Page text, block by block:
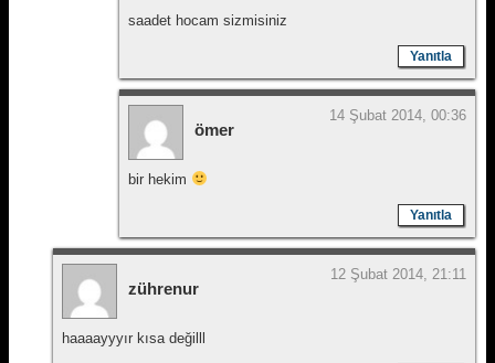
saadet hocam sizmisiniz
Yanıtla
ömer
14 Şubat 2014, 00:36
bir hekim
Yanıtla
zührenur
12 Şubat 2014, 21:11
haaaayyyır kısa değilll